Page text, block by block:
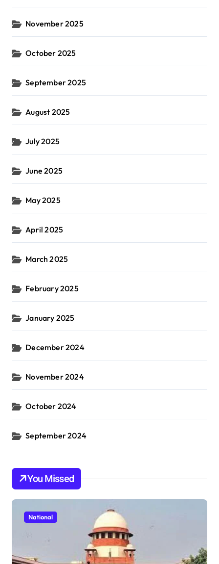
November 2025
October 2025
September 2025
August 2025
July 2025
June 2025
May 2025
April 2025
March 2025
February 2025
January 2025
December 2024
November 2024
October 2024
September 2024
You Missed
National